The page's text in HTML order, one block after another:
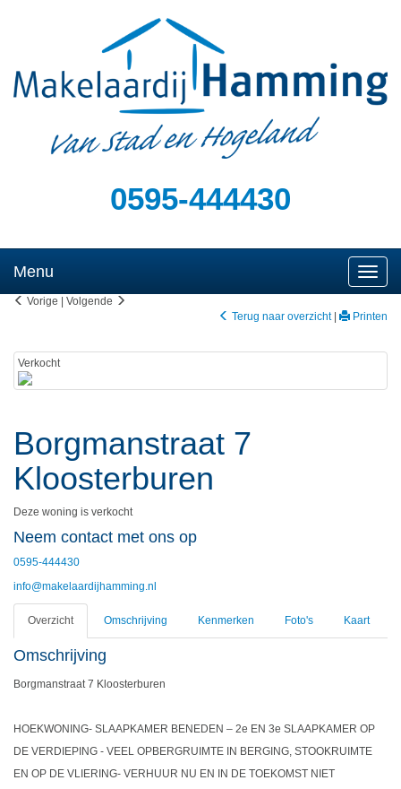
0595-444430
Menu
Vorige
Volgende
Terug naar overzicht
Printen
Verkocht
Borgmanstraat 7
Kloosterburen
Deze woning is verkocht
Neem contact met ons op
0595-444430
info@makelaardijhamming.nl
Overzicht Omschrijving Kenmerken Foto's Kaart
Omschrijving
Borgmanstraat 7 Kloosterburen
HOEKWONING- SLAAPKAMER BENEDEN – 2e EN 3e SLAAPKAMER OP
DE VERDIEPING - VEEL OPBERGRUIMTE IN BERGING, STOOKRUIMTE
EN OP DE VLIERING- VERHUUR NU EN IN DE TOEKOMST NIET